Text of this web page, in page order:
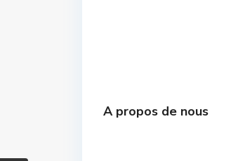
A propos de nous